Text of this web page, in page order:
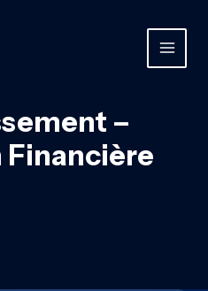
MAIN
–